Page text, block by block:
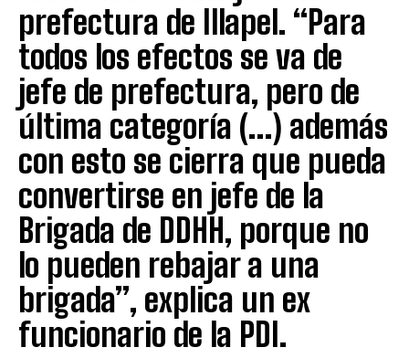
prefectura de Illapel. “Para
todos los efectos se va de
jefe de prefectura, pero de
última categoría (…) además
con esto se cierra que pueda
convertirse en jefe de la
Brigada de DDHH, porque no
lo pueden rebajar a una
brigada”, explica un ex
funcionario de la PDI.